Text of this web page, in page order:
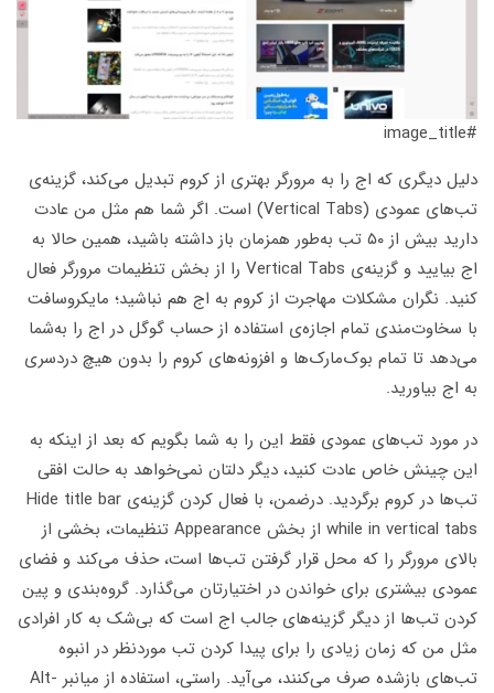
#image_title
دلیل دیگری که اج را به مرورگر بهتری از کروم تبدیل می‌کند، گزینه‌ی
تب‌های عمودی (Vertical Tabs) است. اگر شما هم مثل من عادت
دارید بیش از ۵۰ تب به‌طور همزمان باز داشته باشید، همین حالا به
اج بیایید و گزینه‌ی Vertical Tabs را از بخش تنظیمات مرورگر فعال
کنید. نگران مشکلات مهاجرت از کروم به اج هم نباشید؛ مایکروسافت
با سخاوت‌مندی تمام اجازه‌ی استفاده از حساب گوگل در اج را به‌شما
می‌دهد تا تمام بوک‌مارک‌ها و افزونه‌های کروم‌ را بدون هیچ‌ دردسری
به اج بیاورید.
در مورد تب‌های عمودی فقط این را به شما بگویم که بعد از اینکه به
این چینش خاص عادت کنید، دیگر دلتان نمی‌خواهد به حالت افقی
تب‌ها در کروم برگردید. درضمن، با فعال کردن گزینه‌ی Hide title bar
while in vertical tabs از بخش Appearance تنظیمات، بخشی از
بالای مرورگر را که محل قرار گرفتن تب‌ها است، حذف می‌کند و فضای
عمودی بیشتری برای خواندن در اختیارتان می‌گذارد. گروه‌بندی و پین
کردن تب‌ها از دیگر گزینه‌های جالب اج است که بی‌شک به کار افرادی
مثل من که زمان زیادی را برای پیدا کردن تب موردنظر در انبوه
تب‌های بازشده صرف می‌کنند، می‌آید. راستی، استفاده از میانبر Alt-